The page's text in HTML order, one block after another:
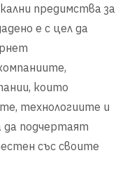
предимства за
е с цел да
които
технологиите и
да подчертаят
със своите